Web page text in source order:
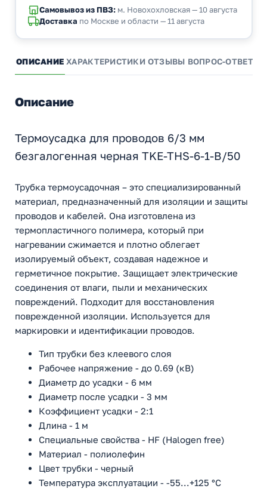
Самовывоз из ПВЗ:м. Новохохловская — 10 августа
Доставка по Москве и области — 11 августа
ОПИСАНИЕ ХАРАКТЕРИСТИКИ ОТЗЫВЫ ВОПРОС-ОТВЕТ
Описание
Термоусадка для проводов 6/3 мм
безгалогенная черная TKE-THS-6-1-B/50
Трубка термоусадочная – это специализированный
материал, предназначенный для изоляции и защиты
проводов и кабелей. Она изготовлена из
термопластичного полимера, который при
нагревании сжимается и плотно облегает
изолируемый объект, создавая надежное и
герметичное покрытие. Защищает электрические
соединения от влаги, пыли и механических
повреждений. Подходит для восстановления
поврежденной изоляции. Используется для
маркировки и идентификации проводов.
Тип трубки без клеевого слоя
Рабочее напряжение - до 0.69 (кВ)
Диаметр до усадки - 6 мм
Диаметр после усадки - 3 мм
Коэффициент усадки - 2:1
Длина - 1 м
Специальные свойства - HF (Halogen free)
Материал - полиолефин
Цвет трубки - черный
Температура эксплуатации - -55...+125 °С